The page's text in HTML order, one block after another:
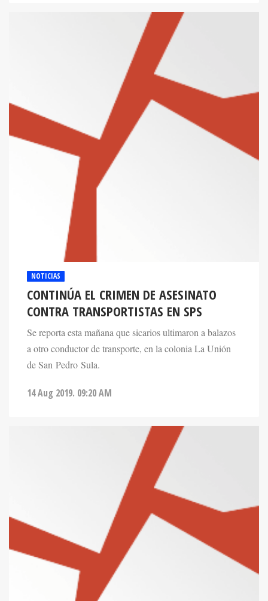
NOTICIAS
CONTINÚA EL CRIMEN DE ASESINATO
CONTRA TRANSPORTISTAS EN SPS
Se reporta esta mañana que sicarios ultimaron a balazos
a otro conductor de transporte, en la colonia La Unión
de San Pedro Sula.
14 Aug 2019. 09:20 AM